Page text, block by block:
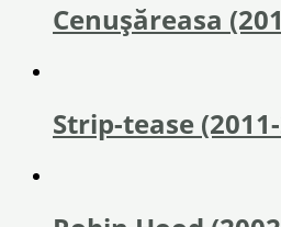
Cenușăreasa
Strip-tease